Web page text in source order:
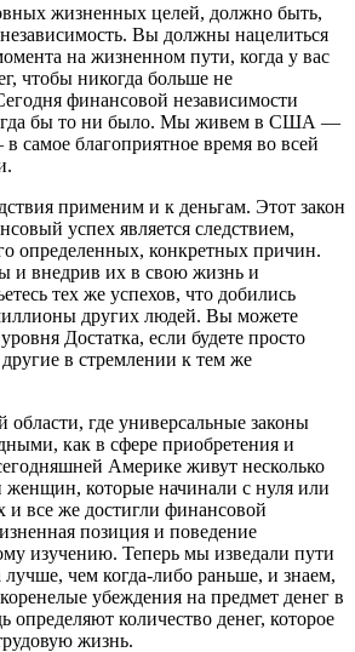
жизненных целей, должно быть,
Вы должны нацелиться
на жизненном пути, когда у вас
чтобы никогда больше не
финансовой независимости
бы то ни было. Мы живем в США —
самое благоприятное время во всей
применим и к деньгам. Этот закон
успех является следствием,
определенных, конкретных причин.
и внедрив их в свою жизнь и
тех же успехов, что добились
других людей. Вы можете
Достатка, если будете просто
другие в стремлении к тем же
где универсальные законы
как в сфере приобретения и
Америке живут несколько
которые начинали с нуля или
все же достигли финансовой
позиция и поведение
изучению. Теперь мы изведали пути
лучше, чем когда-либо раньше, и знаем,
убеждения на предмет денег в
определяют количество денег, которое
жизнь.